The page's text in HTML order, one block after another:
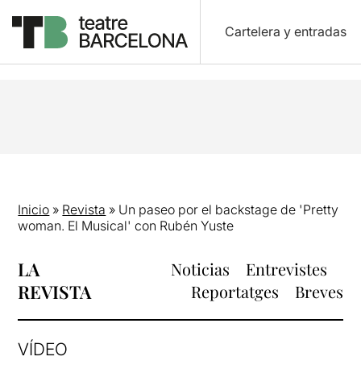
Cartelera y entradas
Inicio » Revista » Un paseo por el backstage de 'Pretty
woman. El Musical' con Rubén Yuste
LA
REVISTA
Noticias
Entrevistes
Reportatges
Breves
VÍDEO